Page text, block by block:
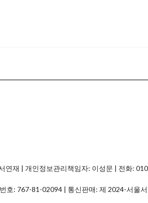
연재 | 개인정보관리책임자: 이성문 | 전화:
호: 767-81-02094 | 통신판매: 제 2024-서울